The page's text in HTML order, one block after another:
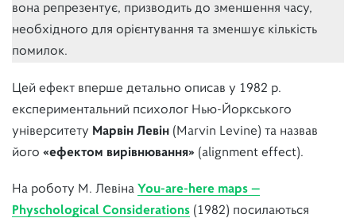
вона репрезентує, призводить до зменшення часу,
необхідного для орієнтування та зменшує кількість
помилок.
Цей ефект вперше детально описав у 1982 р.
експериментальний психолог Нью-Йоркського
університету Марвін Левін (Marvin Levine) та назвав
його «ефектом вирівнювання» (alignment effect).
На роботу М. Левіна You-are-here maps —
Physchological Considerations (1982) посилаються